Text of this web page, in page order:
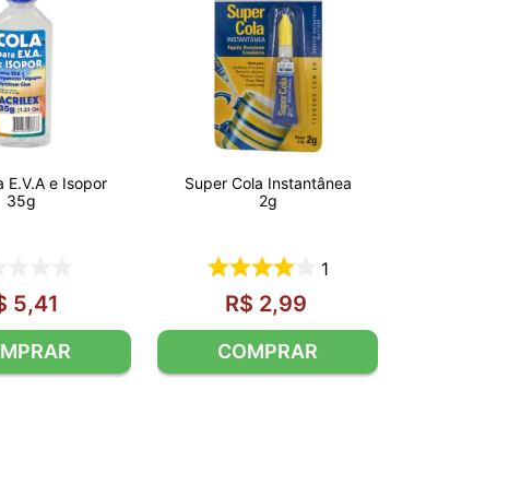
E.V.A e Isopor
35g
5,41
Super Cola Instantânea
2g
1
R$ 2,99
COMPRAR